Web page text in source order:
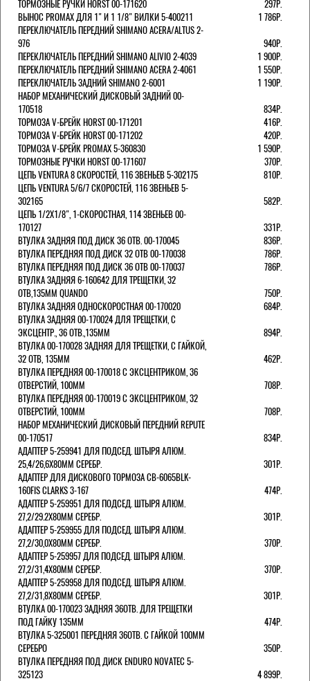
ТОРМОЗНЫЕ РУЧКИ HORST 00-171620
297Р.
ВЫНОС PROMAX ДЛЯ 1" И 1 1/8" ВИЛКИ 5-400211
1 786Р.
ПЕРЕКЛЮЧАТЕЛЬ ПЕРЕДНИЙ SHIMANO ACERA/ALTUS 2-
976
940Р.
ПЕРЕКЛЮЧАТЕЛЬ ПЕРЕДНИЙ SHIMANO ALIVIO 2-4039
1 900Р.
ПЕРЕКЛЮЧАТЕЛЬ ПЕРЕДНИЙ SHIMANO ACERA 2-4061
1 550Р.
ПЕРЕКЛЮЧАТЕЛЬ ЗАДНИЙ SHIMANO 2-6001
1 190Р.
НАБОР МЕХАНИЧЕСКИЙ ДИСКОВЫЙ ЗАДНИЙ 00-
170518
834Р.
ТОРМОЗА V-БРЕЙК HORST 00-171201
416Р.
ТОРМОЗА V-БРЕЙК HORST 00-171202
420Р.
ТОРМОЗА V-БРЕЙК PROMAX 5-360830
1 590Р.
ТОРМОЗНЫЕ РУЧКИ HORST 00-171607
370Р.
ЦЕПЬ VENTURA 8 СКОРОСТЕЙ, 116 ЗВЕНЬЕВ 5-302175
810Р.
ЦЕПЬ VENTURA 5/6/7 СКОРОСТЕЙ, 116 ЗВЕНЬЕВ 5-
302165
582Р.
ЦЕПЬ 1/2Х1/8", 1-СКОРОСТНАЯ, 114 ЗВЕНЬЕВ 00-
170127
331Р.
ВТУЛКА ЗАДНЯЯ ПОД ДИСК 36 ОТВ. 00-170045
836Р.
ВТУЛКА ПЕРЕДНЯЯ ПОД ДИСК 32 ОТВ 00-170038
786Р.
ВТУЛКА ПЕРЕДНЯЯ ПОД ДИСК 36 ОТВ 00-170037
786Р.
ВТУЛКА ЗАДНЯЯ 6-160642 ДЛЯ ТРЕЩЕТКИ, 32
ОТВ,135ММ QUANDO
750Р.
ВТУЛКА ЗАДНЯЯ ОДНОСКОРОСТНАЯ 00-170020
684Р.
ВТУЛКА ЗАДНЯЯ 00-170024 ДЛЯ ТРЕЩЕТКИ, С
ЭКСЦЕНТР., 36 ОТВ.,135ММ
894Р.
ВТУЛКА 00-170028 ЗАДНЯЯ ДЛЯ ТРЕЩЕТКИ, С ГАЙКОЙ,
32 ОТВ, 135ММ
462Р.
ВТУЛКА ПЕРЕДНЯЯ 00-170018 С ЭКСЦЕНТРИКОМ, 36
ОТВЕРСТИЙ, 100ММ
708Р.
ВТУЛКА ПЕРЕДНЯЯ 00-170019 С ЭКСЦЕНТРИКОМ, 32
ОТВЕРСТИЙ, 100ММ
708Р.
НАБОР МЕХАНИЧЕСКИЙ ДИСКОВЫЙ ПЕРЕДНИЙ REPUTE
00-170517
834Р.
АДАПТЕР 5-259941 ДЛЯ ПОДСЕД. ШТЫРЯ АЛЮМ.
25,4/26,6Х80ММ СЕРЕБР.
301Р.
АДАПТЕР ДЛЯ ДИСКОВОГО ТОРМОЗА CB-6065BLK-
160FIS CLARKS 3-167
474Р.
АДАПТЕР 5-259951 ДЛЯ ПОДСЕД. ШТЫРЯ АЛЮМ.
27,2/29.2Х80ММ СЕРЕБР.
301Р.
АДАПТЕР 5-259955 ДЛЯ ПОДСЕД. ШТЫРЯ АЛЮМ.
27,2/30,0Х80ММ СЕРЕБР.
370Р.
АДАПТЕР 5-259957 ДЛЯ ПОДСЕД. ШТЫРЯ АЛЮМ.
27,2/31,4Х80ММ СЕРЕБР.
370Р.
АДАПТЕР 5-259958 ДЛЯ ПОДСЕД. ШТЫРЯ АЛЮМ.
27,2/31,8Х80ММ СЕРЕБР.
301Р.
ВТУЛКА 00-170023 ЗАДНЯЯ 36ОТВ. ДЛЯ ТРЕЩЕТКИ
ПОД ГАЙКУ 135ММ
474Р.
ВТУЛКА 5-325001 ПЕРЕДНЯЯ 36ОТВ. С ГАЙКОЙ 100ММ
СЕРЕБРО
350Р.
ВТУЛКА ПЕРЕДНЯЯ ПОД ДИСК ENDURO NOVATEC 5-
325123
4 899Р.